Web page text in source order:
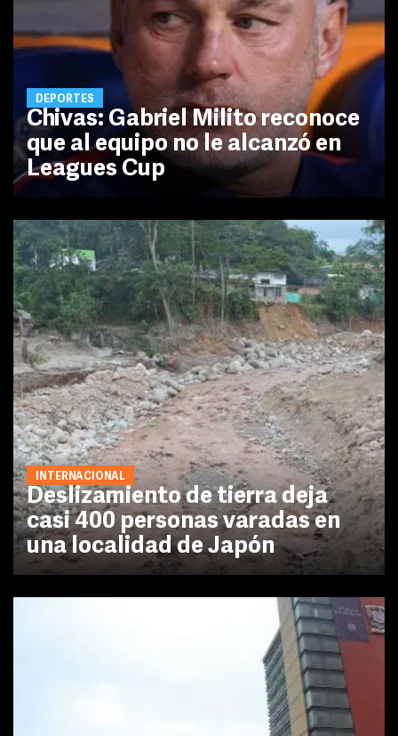
DEPORTES
Chivas: Gabriel Milito reconoce
que al equipo no le alcanzó en
Leagues Cup
INTERNACIONAL
Deslizamiento de tierra deja
casi 400 personas varadas en
una localidad de Japón